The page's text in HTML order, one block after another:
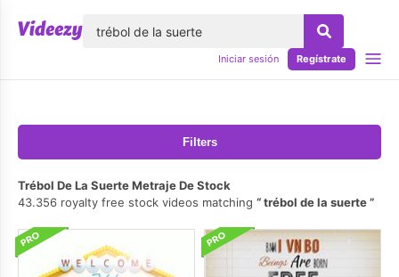
Iniciar sesión Regístrate
Filters
Trébol De La Suerte Metraje De Stock
43.356 royalty free stock videos matching
trébol de la suerte